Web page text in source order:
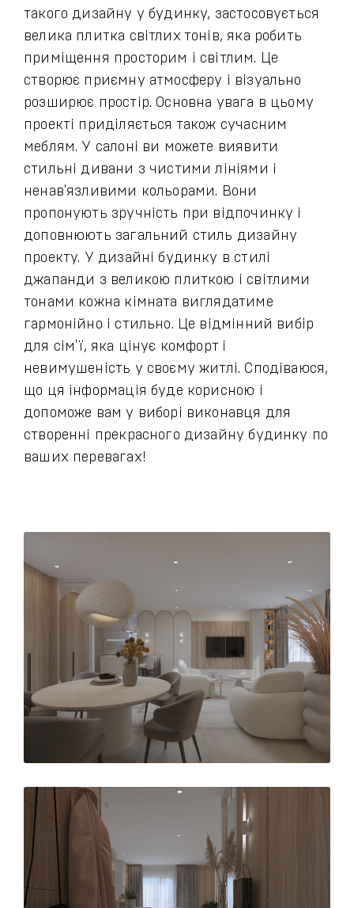
такого дизайну у будинку, застосовується
велика плитка світлих тонів, яка робить
приміщення просторим і світлим. Це
створює приємну атмосферу і візуально
розширює простір. Основна увага в цьому
проекті приділяється також сучасним
меблям. У салоні ви можете виявити
стильні дивани з чистими лініями і
ненав'язливими кольорами. Вони
пропонують зручність при відпочинку і
доповнюють загальний стиль дизайну
проекту. У дизайні будинку в стилі
джапанди з великою плиткою і світлими
тонами кожна кімната виглядатиме
гармонійно і стильно. Це відмінний вибір
для сім'ї, яка цінує комфорт і
невимушеність у своєму житлі. Сподіваюся,
що ця інформація буде корисною і
допоможе вам у виборі виконавця для
створенні прекрасного дизайну будинку по
ваших перевагах!